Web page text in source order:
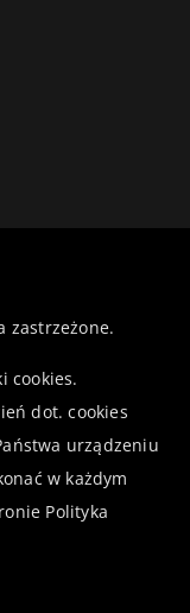
zastrzeżone.
cookies.
dot. cookies
urządzeniu
w każdym
Polityka